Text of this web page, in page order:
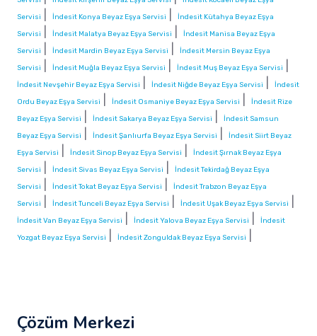
Servisi
İndesit Konya Beyaz Eşya Servisi
İndesit Kütahya Beyaz Eşya
Servisi
İndesit Malatya Beyaz Eşya Servisi
İndesit Manisa Beyaz Eşya
Servisi
İndesit Mardin Beyaz Eşya Servisi
İndesit Mersin Beyaz Eşya
Servisi
İndesit Muğla Beyaz Eşya Servisi İndesit Muş Beyaz Eşya Servisi
İndesit Nevşehir Beyaz Eşya Servisi İndesit Niğde Beyaz Eşya Servisi
İndesit
Ordu Beyaz Eşya Servisi
İndesit Osmaniye Beyaz Eşya Servisi
İndesit Rize
Beyaz Eşya Servisi
İndesit Sakarya Beyaz Eşya Servisi
İndesit Samsun
Beyaz Eşya Servisi
İndesit Şanlıurfa Beyaz Eşya Servisi
İndesit Siirt Beyaz
Eşya Servisi
İndesit Sinop Beyaz Eşya Servisi
İndesit Şırnak Beyaz Eşya
Servisi
İndesit Sivas Beyaz Eşya Servisi
İndesit Tekirdağ Beyaz Eşya
Servisi
İndesit Tokat Beyaz Eşya Servisi
İndesit Trabzon Beyaz Eşya
Servisi
İndesit Tunceli Beyaz Eşya Servisi İndesit Uşak Beyaz Eşya Servisi
İndesit Van Beyaz Eşya Servisi İndesit Yalova Beyaz Eşya Servisi
İndesit
Yozgat Beyaz Eşya Servisi
İndesit Zonguldak Beyaz Eşya Servisi
Çözüm Merkezi